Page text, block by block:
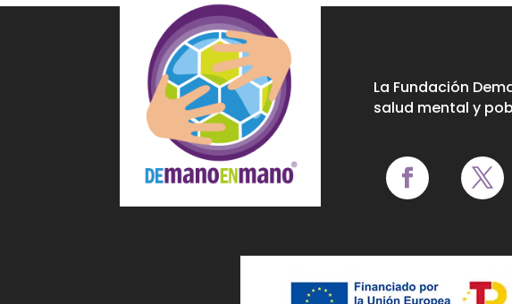
La Fundación
salud mental y